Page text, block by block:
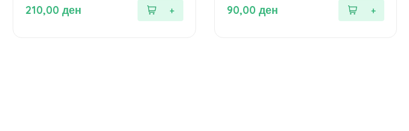
5
210,00 ден
5
90,00 ден